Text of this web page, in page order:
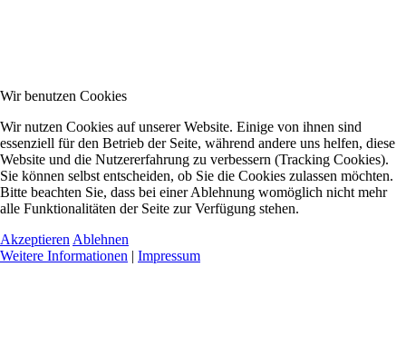
Wir benutzen Cookies
Wir nutzen Cookies auf unserer Website. Einige von ihnen sind
essenziell für den Betrieb der Seite, während andere uns helfen, diese
Website und die Nutzererfahrung zu verbessern (Tracking Cookies).
Sie können selbst entscheiden, ob Sie die Cookies zulassen möchten.
Bitte beachten Sie, dass bei einer Ablehnung womöglich nicht mehr
alle Funktionalitäten der Seite zur Verfügung stehen.
Akzeptieren Ablehnen
Weitere Informationen | Impressum